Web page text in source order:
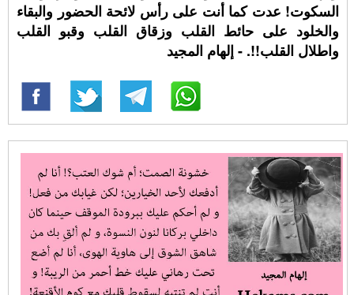
السكوت! عدت كما أنت على رأس لائحة الحضور والبقاء
والخلود على حائط القلب وزقاق القلب وقبو القلب
واطلال القلب!!. - إلهام المجيد